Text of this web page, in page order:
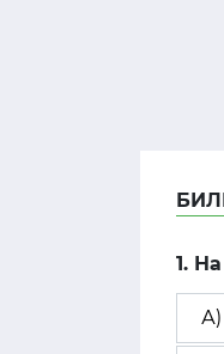
1.